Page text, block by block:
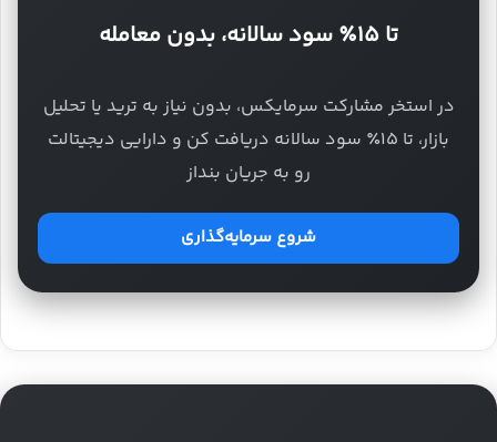
تا ۱۵٪ سود سالانه، بدون معامله
در استخر مشارکت سرمایکس، بدون نیاز به ترید یا تحلیل
بازار، تا ۱۵٪ سود سالانه دریافت کن و دارایی دیجیتالت
رو به جریان بنداز
شروع سرمایه‌گذاری